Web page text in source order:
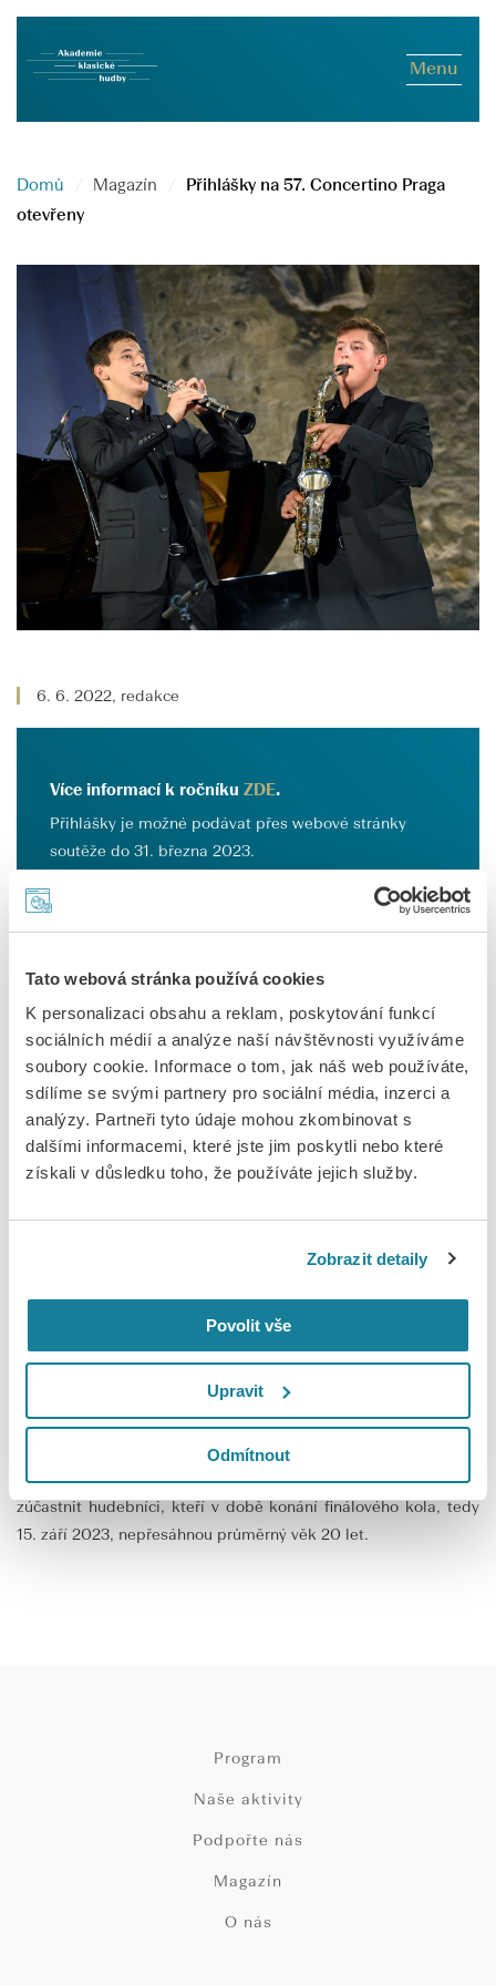
Tato webová stránka používá cookies
K personalizaci obsahu a reklam, poskytování funkcí
sociálních médií a analýze naší návštěvnosti využíváme
soubory cookie. Informace o tom, jak náš web používáte,
sdílíme se svými partnery pro sociální média, inzerci a
analýzy. Partneři tyto údaje mohou zkombinovat s
dalšími informacemi, které jste jim poskytli nebo které
získali v důsledku toho, že používáte jejich služby.
Zobrazit detaily
Povolit vše
Upravit
Odmítnout
Menu
Domů Magazín
Přihlášky na 57. Concertino Praga
otevřeny
6. 6. 2022, redakce
Více informací k ročníku ZDE.
Přihlášky je možné podávat přes webové stránky
soutěže do 31. března 2023.
Přihlášky na 57. Concertino
Praga otevřeny
Pořadatelé Dvořákovy mezinárodní rozhlasové soutěže pro
mladé hudebníky Concertino Praga přijímají přihlášky do
57. ročníku soutěže. Své nahrávky v kategoriích sólová a
komorní hra mohou zájemci zasílat do 31. března 2023.
trubka, lesní roh, saxofon a trombón ze 17 na 18 let. V oborech
housle, klavír, violoncello, cembalo, akordeon, harfa a kytara se
mohou soutěže zúčastnit hudebníci, kteří v době konání
finálového kola nepřesáhnou věkový limit 16 let. V kategorii
komorní hra v obsazení duo až sexteto se mohou soutěže
zúčastnit hudebníci, kteří v době konání finálového kola, tedy
15. září 2023, nepřesáhnou průměrný věk 20 let.
Program
Naše aktivity
Podpořte nás
Magazín
O nás